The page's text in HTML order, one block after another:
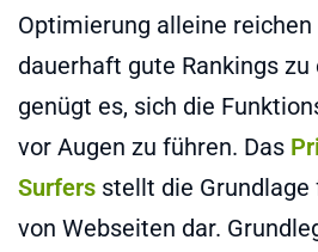
Optimierung alleine
dauerhaft gute Rankings zu
genügt es, sich die
vor Augen zu führen. Das
Surfers stellt die
von Webseiten dar.